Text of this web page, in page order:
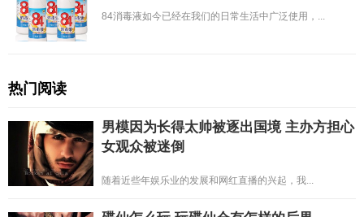
84消毒液如今已经在我们的日常生活中广泛使用，...
热门阅读
男模因为长得太帅被逐出国境 主办方担心
女观众被迷倒
随着近些年娱乐业的发展和网红直播的兴起，我...